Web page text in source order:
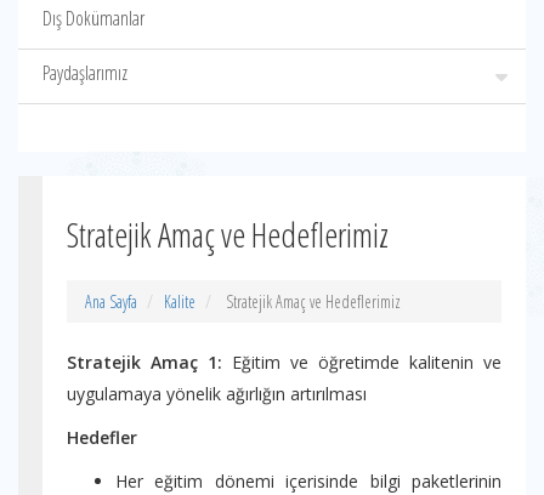
Dış Dokümanlar
Paydaşlarımız
Stratejik Amaç ve Hedeflerimiz
Ana Sayfa Kalite Stratejik Amaç ve Hedeflerimiz
Stratejik Amaç 1: Eğitim ve öğretimde kalitenin ve
uygulamaya yönelik ağırlığın artırılması
Hedefler
Her eğitim dönemi içerisinde bilgi paketlerinin